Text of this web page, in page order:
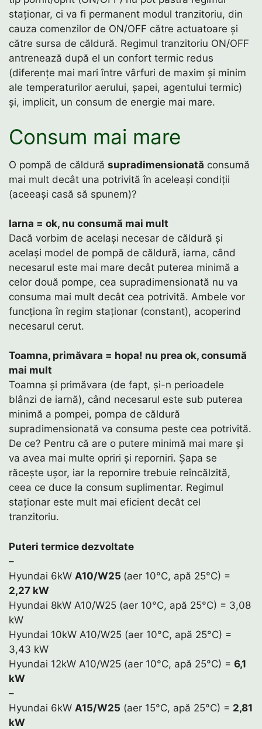
staționar, ci va fi permanent modul tranzitoriu, din
cauza comenzilor de ON/OFF către actuatoare și
către sursa de căldură. Regimul tranzitoriu ON/OFF
antrenează după el un confort termic redus
(diferențe mai mari între vârfuri de maxim și minim
ale temperaturilor aerului, șapei, agentului termic)
și, implicit, un consum de energie mai mare.
Consum mai mare
O pompă de căldură supradimensionată consumă
mai mult decât una potrivită în aceleași condiții
(aceeași casă să spunem)?
Iarna = ok, nu consumă mai mult
Dacă vorbim de același necesar de căldură și
același model de pompă de căldură, iarna, când
necesarul este mai mare decât puterea minimă a
celor două pompe, cea supradimensionată nu va
consuma mai mult decât cea potrivită. Ambele vor
funcționa în regim staționar (constant), acoperind
necesarul cerut.
Toamna, primăvara = hopa! nu prea ok, consumă
mai mult
Toamna și primăvara (de fapt, și-n perioadele
blânzi de iarnă), când necesarul este sub puterea
minimă a pompei, pompa de căldură
supradimensionată va consuma peste cea potrivită.
De ce? Pentru că are o putere minimă mai mare și
va avea mai multe opriri și reporniri. Șapa se
răcește ușor, iar la repornire trebuie reîncălzită,
ceea ce duce la consum suplimentar. Regimul
staționar este mult mai eficient decât cel
tranzitoriu.
Puteri termice dezvoltate
–
Hyundai 6kW A10/W25 (aer 10°C, apă 25°C) =
2,27 kW
Hyundai 8kW A10/W25 (aer 10°C, apă 25°C) = 3,08
kW
Hyundai 10kW A10/W25 (aer 10°C, apă 25°C) =
3,43 kW
Hyundai 12kW A10/W25 (aer 10°C, apă 25°C) = 6,1
kW
–
Hyundai 6kW A15/W25 (aer 15°C, apă 25°C) = 2,81
kW